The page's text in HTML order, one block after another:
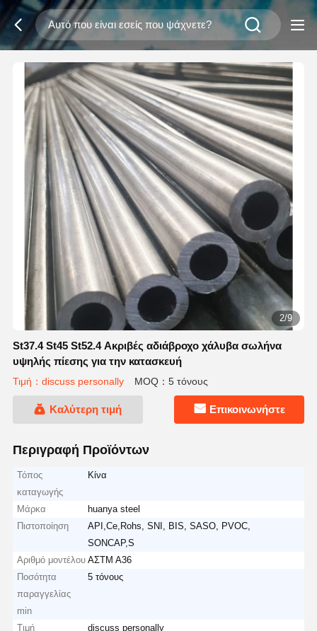
2/9
St37.4 St45 St52.4 Ακριβές αδιάβροχο χάλυβα σωλήνα
υψηλής πίεσης για την κατασκευή
Τιμή：discuss personally MOQ：5 τόνους
Καλύτερη τιμή Επικοινωνήστε
Περιγραφή Προϊόντων
Τόπος
καταγωγής
Κίνα
Μάρκα
huanya steel
Πιστοποίηση
API,Ce,Rohs, SNI, BIS, SASO, PVOC,
SONCAP,S
Αριθμό μοντέλου ΑΣTM A36
Ποσότητα
παραγγελίας
min
5 τόνους
Τιμή
discuss personally